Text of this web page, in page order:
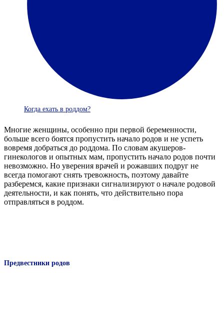
Когда ехать в роддом?
Многие женщины, особенно при первой беременности,
больше всего боятся пропустить начало родов и не успеть
вовремя добраться до роддома. По словам акушеров-
гинекологов и опытных мам, пропустить начало родов почти
невозможно. Но уверения врачей и рожавших подруг не
всегда помогают снять тревожность, поэтому давайте
разберемся, какие признаки сигнализируют о начале родовой
деятельности, и как понять, что действительно пора
отправляться в роддом.
Предвестники родов